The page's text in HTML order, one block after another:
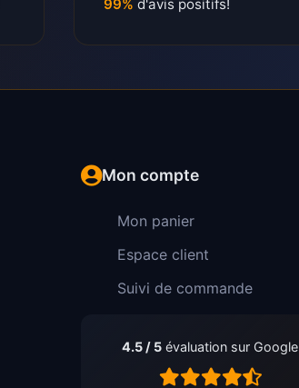
99% d'avis positifs!
Mon compte
Mon panier
Espace client
Suivi de commande
4.5 / 5 évaluation sur Google